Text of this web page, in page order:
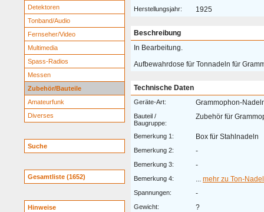
Detektoren
Tonband/Audio
Fernseher/Video
Multimedia
Spass-Radios
Messen
Zubehör/Bauteile
Amateurfunk
Diverses
Suche
Gesamtliste (1652)
Hinweise
Herstellungsjahr: 1925
Beschreibung
In Bearbeitung.
Aufbewahrdose für Tonnadeln für
Technische Daten
Geräte-Art: Grammophon-
Bauteil /
Baugruppe:
Zubehör für
Bemerkung 1: Box für Stahlnadeln
Bemerkung 2: -
Bemerkung 3: -
Bemerkung 4: ... mehr zu Ton-
Spannungen: -
Gewicht: ?